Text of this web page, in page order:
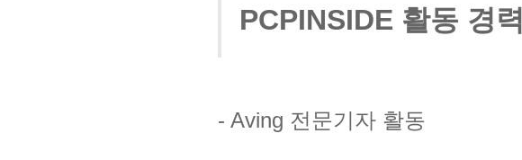
PCPINSIDE 활동 경력
- Aving 전문기자 활동